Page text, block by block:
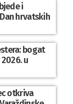
i
hrvatskih
bogat
u
otkriva